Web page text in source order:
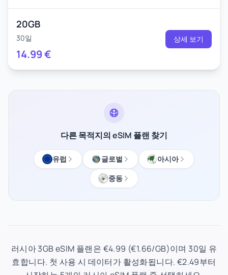
20GB
30일
14.99€
상세 보기
다른 목적지의 eSIM 플랜 찾기
유럽 글로벌
아시아
중동
러시아 3GB eSIM 플랜은 €4.99 (€1.66/GB)이며 30일 유
효합니다. 첫 사용 시 데이터가 활성화됩니다. €2.49부터